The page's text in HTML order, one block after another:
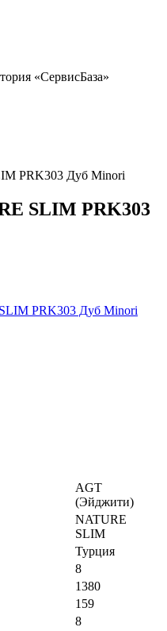
«СервисБаза»
PRK303 Дуб Minori
SLIM PRK303
AGT
(Эйджити)
NATURE
SLIM
Турция
8
1380
159
8